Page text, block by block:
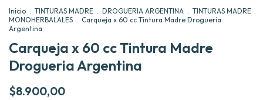
Inicio . TINTURAS MADRE . DROGUERIA ARGENTINA . TINTURAS MADRE
MONOHERBALALES . Carqueja x 60 cc Tintura Madre Drogueria
Argentina
Carqueja x 60 cc Tintura Madre
Drogueria Argentina
$8.900,00